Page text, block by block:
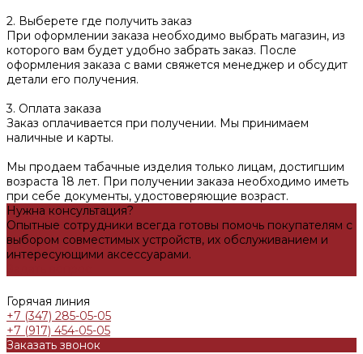
2. Выберете где получить заказ
При оформлении заказа необходимо выбрать магазин, из
которого вам будет удобно забрать заказ. После
оформления заказа с вами свяжется менеджер и обсудит
детали его получения.
3. Оплата заказа
Заказ оплачивается при получении. Мы принимаем
наличные и карты.
Мы продаем табачные изделия только лицам, достигшим
возраста 18 лет. При получении заказа необходимо иметь
при себе документы, удостоверяющие возраст.
Нужна консультация?
Опытные сотрудники всегда готовы помочь покупателям с
выбором совместимых устройств, их обслуживанием и
интересующими аксессуарами.
Горячая линия
+7 (347) 285-05-05
+7 (917) 454-05-05
Заказать звонок